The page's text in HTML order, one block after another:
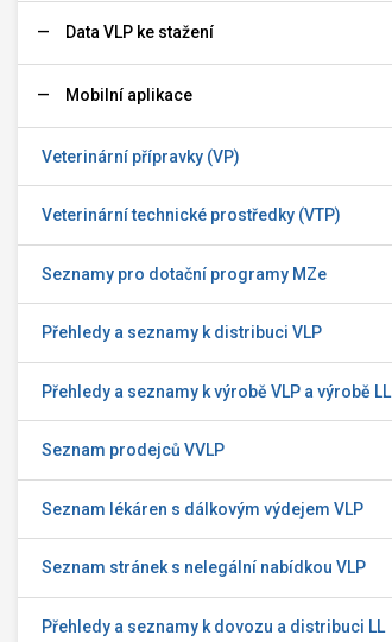
Data VLP ke stažení
Mobilní aplikace
Veterinární přípravky (VP)
Veterinární technické prostředky (VTP)
Seznamy pro dotační programy MZe
Přehledy a seznamy k distribuci VLP
Přehledy a seznamy k výrobě VLP a výrobě LL
Seznam prodejců VVLP
Seznam lékáren s dálkovým výdejem VLP
Seznam stránek s nelegální nabídkou VLP
Přehledy a seznamy k dovozu a distribuci LL